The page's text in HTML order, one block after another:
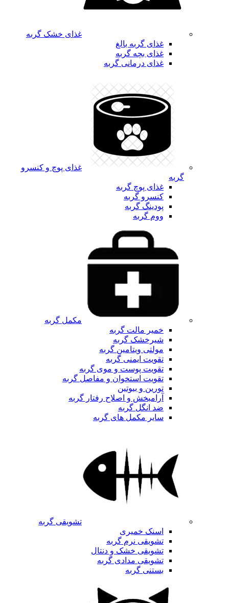
غذای خشک گربه
غذای گربه بالغ
غذای بچه گربه
غذای درمانی گربه
غذای پوچ و کنسرو
گربه
غذای پوچ گربه
کنسرو گربه
پودینگ گربه
ووم گربه
مکمل گربه
خمیر مالت گربه
شیرخشک گربه
مولتی ویتامین گربه
تقویت ایمنی گربه
تقویت پوست و موی گربه
تقویت استخوان و مفاصل گربه
تورین و بیوتین
آرامبخش و اصلاح رفتار گربه
ضد انگل گربه
سایر مکمل های گربه
تشویقی گربه
اسنک خمیری
تشویقی نرم گربه
تشویقی خشک و دنتال
تشویقی مدادی گربه
بستنی گربه